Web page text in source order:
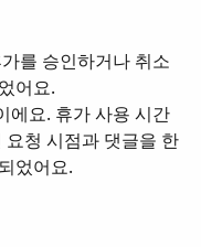
를 승인하거나 취소
어요.
에요. 휴가 사용 시간
청 시점과 댓글을 한
었어요.